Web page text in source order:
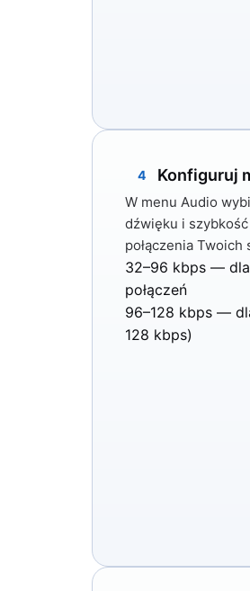
4 Konfiguruj
W menu Audio
dźwięku i
połączenia Twoich
32–96 kbps — dla
połączeń
96–128 kbps —
128 kbps)